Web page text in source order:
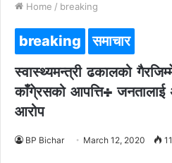
Home / breaking
breaking समाचार
स्वास्थ्यमन्त्री ढकालको
काँगे्रसको आपत्ति÷ जनतालाई
आरोप
BP Bichar March 12, 2020 11